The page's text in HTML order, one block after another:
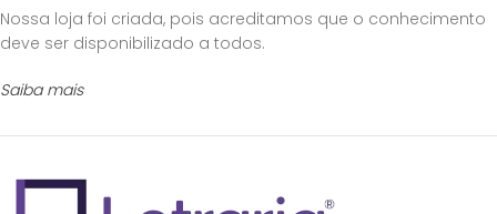
Nossa loja foi criada, pois acreditamos que o conhecimento
deve ser disponibilizado a todos.
Saiba mais